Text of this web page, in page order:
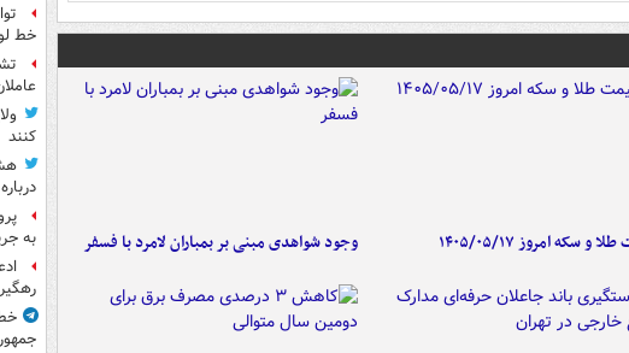
و سکه امروز ۱۴۰۵/۰۵/۱۷ وجود شواهدی مبنی بر بمباران لامرد با فسفر
خط
کنند
به